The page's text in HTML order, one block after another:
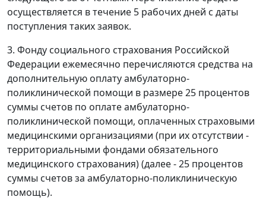
осуществляется в течение 5 рабочих дней с даты
поступления таких заявок.
3. Фонду социального страхования Российской
Федерации ежемесячно перечисляются средства на
дополнительную оплату амбулаторно-
поликлинической помощи в размере 25 процентов
суммы счетов по оплате амбулаторно-
поликлинической помощи, оплаченных страховыми
медицинскими организациями (при их отсутствии -
территориальными фондами обязательного
медицинского страхования) (далее - 25 процентов
суммы счетов за амбулаторно-поликлиническую
помощь).